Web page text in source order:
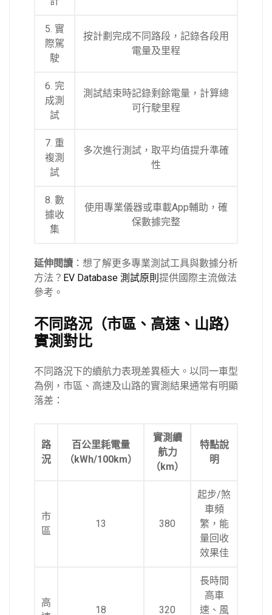
5. 實
際駕
駛
按計劃完成不同路段，記錄各段用
電量及里程
6. 完
成測
試
測試結束時記錄剩餘電量，計算總
可行駛里程
7. 重
複測
試
多次進行測試，取平均值提升準確
性
8. 數
據收
集
使用專業儀器或車載App輔助，確
保數據完整
延伸閱讀 ：想了解更多專業測試工具與數據分析
方法？ EV Database 測試原則 提供國際主流做法
參考。
不同路況（市區、高速、山路）
實測對比
不同路況下的續航力表現差異極大。以同一車型
為例，市區、高速及山路的實測結果通常有明顯
落差：
路
況
百公里耗電量
（kWh/100km）
實測續
航力
（km）
特點說
明
市
區
13 380
起步/煞
車頻
繁，能
量回收
效果佳
高
18 320
長時間
高車
速、風